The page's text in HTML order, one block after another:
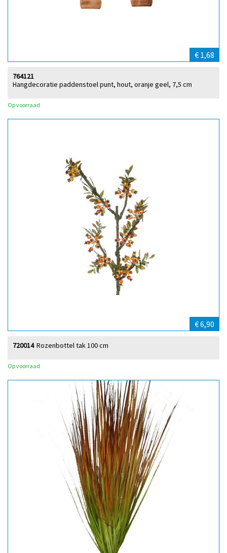
€ 1,68
Hangdecoratie paddenstoel punt, hout, oranje geel, 7,5 cm
764121
Op voorraad
€ 6,90
Rozenbottel tak 100 cm
720014
Op voorraad